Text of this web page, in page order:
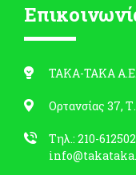
ΤΑΚΑ-ΤΑΚΑ
Ορτανσίας 37,
Τηλ.: 210-